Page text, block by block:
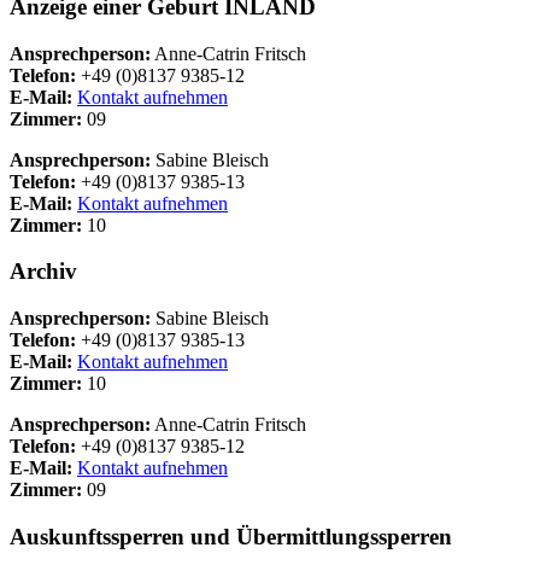
Anzeige einer Geburt INLAND
Ansprechperson: Anne-Catrin Fritsch
Telefon: +49 (0)8137 9385-12
E-Mail: Kontakt aufnehmen
Zimmer: 09
Ansprechperson: Sabine Bleisch
Telefon: +49 (0)8137 9385-13
E-Mail: Kontakt aufnehmen
Zimmer: 10
Archiv
Ansprechperson: Sabine Bleisch
Telefon: +49 (0)8137 9385-13
E-Mail: Kontakt aufnehmen
Zimmer: 10
Ansprechperson: Anne-Catrin Fritsch
Telefon: +49 (0)8137 9385-12
E-Mail: Kontakt aufnehmen
Zimmer: 09
Auskunftssperren und Übermittlungssperren